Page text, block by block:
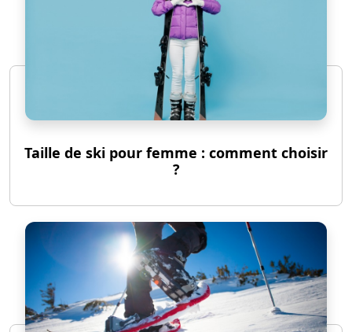
Taille de ski pour femme : comment choisir
?